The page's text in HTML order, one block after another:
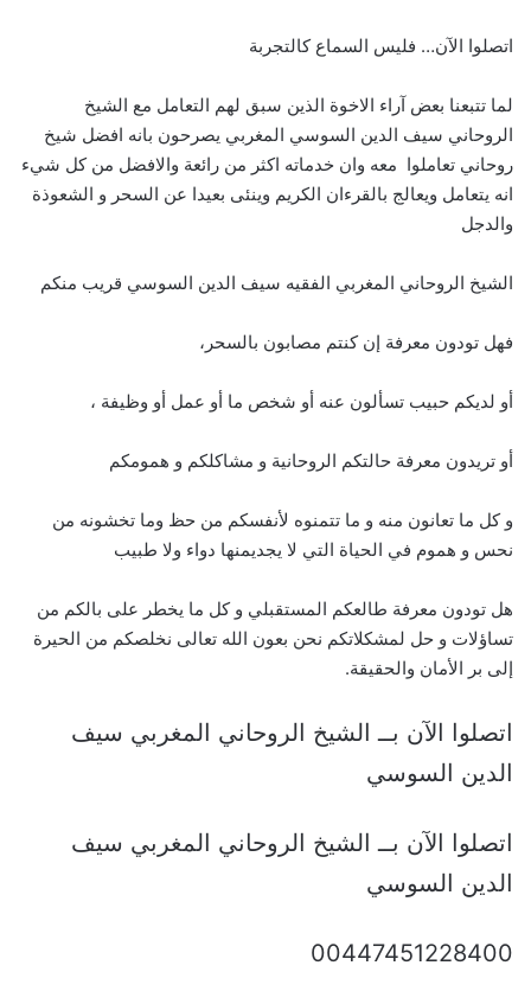
اتصلوا الآن… فليس السماع كالتجربة
لما تتبعنا بعض آراء الاخوة الذين سبق لهم التعامل مع الشيخ
الروحاني سيف الدين السوسي المغربي يصرحون بانه افضل شيخ
روحاني تعاملوا معه وان خدماته اكثر من رائعة والافضل من كل شيء
انه يتعامل ويعالج بالقرءان الكريم وينئى بعيدا عن السحر و الشعوذة
والدجل
الشيخ الروحاني المغربي الفقيه سيف الدين السوسي قريب منكم
فهل تودون معرفة إن كنتم مصابون بالسحر،
أو لديكم حبيب تسألون عنه أو شخص ما أو عمل أو وظيفة ،
أو تريدون معرفة حالتكم الروحانية و مشاكلكم و همومكم
و كل ما تعانون منه و ما تتمنوه لأنفسكم من حظ وما تخشونه من
نحس و هموم في الحياة التي لا يجديمنها دواء ولا طبيب
هل تودون معرفة طالعكم المستقبلي و كل ما يخطر على بالكم من
تساؤلات و حل لمشكلاتكم نحن بعون الله تعالى نخلصكم من الحيرة
إلى بر الأمان والحقيقة.
اتصلوا الآن بــ الشيخ الروحاني المغربي سيف
الدين السوسي
اتصلوا الآن بــ الشيخ الروحاني المغربي سيف
الدين السوسي
00447451228400